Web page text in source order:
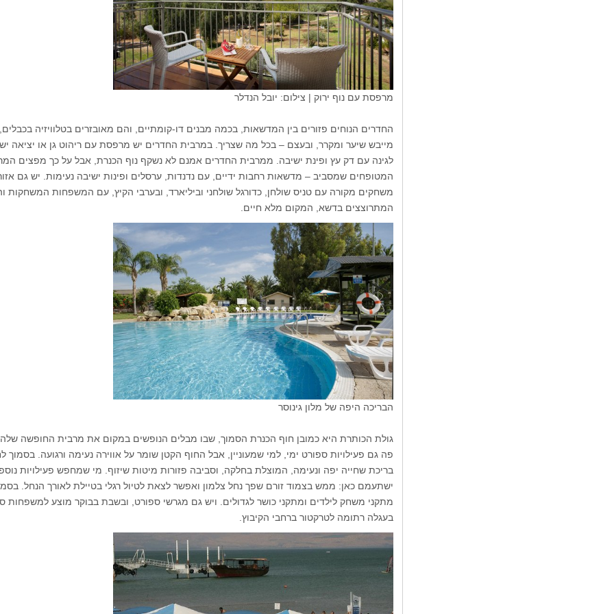
מרפסת עם נוף ירוק | צילום: יובל הנדלר
החדרים הנוחים פזורים בין המדשאות, בכמה מבנים דו-קומתיים, והם מאובזרים בטלוויזיה
מייבש שיער ומקרר, ובעצם – בכל מה שצריך. במרבית החדרים יש מרפסת עם ריהוט גן או יציאה
לגינה עם דק עץ ופינת ישיבה. ממרבית החדרים אמנם לא נשקף נוף הכנרת, אבל על כך מפצים
המטופחים שמסביב – מדשאות רחבות ידיים, עם נדנדות, ערסלים ופינות ישיבה נעימות. יש גם
משחקים מקורה עם טניס שולחן, כדורגל שולחני וביליארד, ובערבי הקיץ, עם המשפחות המשחקות
המתרוצצים בדשא, המקום מלא חיים.
הבריכה היפה של מלון גינוסר
גולת הכותרת היא כמובן חוף הכנרת הסמוך, שבו מבלים הנופשים במקום את מרבית החופשה
פה גם פעילויות ספורט ימי, למי שמעוניין, אבל החוף הקטן שומר על אווירה נעימה ורגועה. בסמוך
בריכת שחייה יפה ונעימה, המוצלת בחלקה, וסביבה פזורות מיטות שיזוף. מי שמחפש פעילויות
ישתעמם כאן: ממש בצמוד זורם שפך נחל צלמון ואפשר לצאת לטיול רגלי בטיילת לאורך הנחל.
מתקני משחק לילדים ומתקני כושר לגדולים. ויש גם מגרשי ספורט, ובשבת בבוקר מוצע למשפחות
בעגלה רתומה לטרקטור ברחבי הקיבוץ.